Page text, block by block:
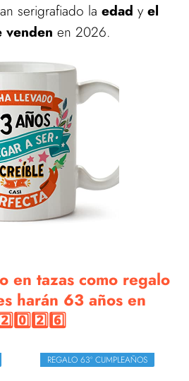
serigrafiado la edad y el
venden en 2026.
en tazas como regalo
harán 63 años en
REGALO 63º CUMPLEAÑOS